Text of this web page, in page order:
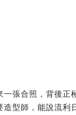
一張合照，背後正
造型師，能說流利